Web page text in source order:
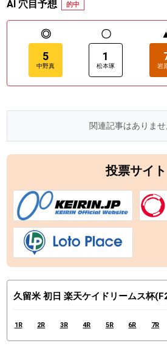
AI 穴目予想 的中
◎
5
中野真
〇
1
松本琢 岩
関連記事はありませ
投票サイト
久留米 初日 楽天ケイドリームス杯
1R 2R 3R 4R 5R 6R 7R